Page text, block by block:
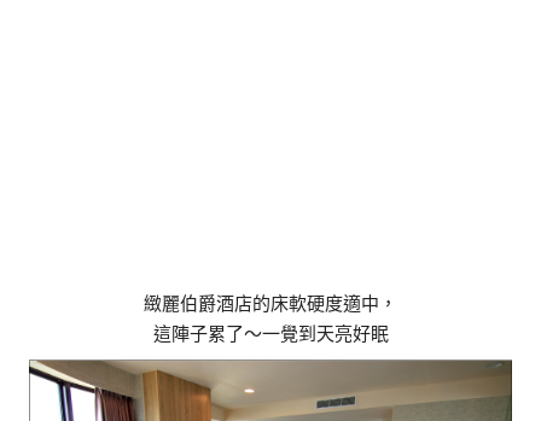
緻麗伯爵酒店的床軟硬度適中，
這陣子累了～一覺到天亮好眠